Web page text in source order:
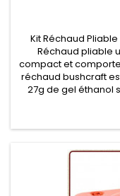
Kit Réchaud
Réchaud pliable
compact et
réchaud bushcraft
27g de gel éthanol